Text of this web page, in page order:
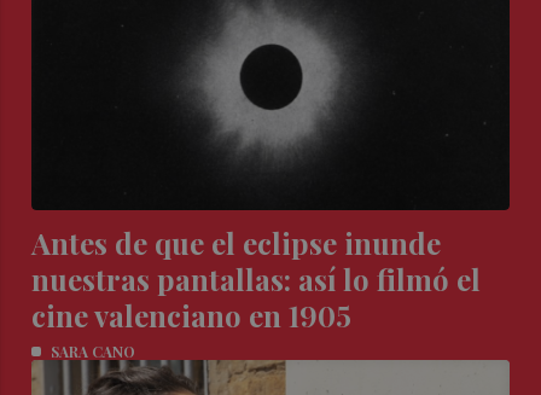
Antes de que el eclipse inunde
nuestras pantallas: así lo filmó el
cine valenciano en 1905
SARA CANO